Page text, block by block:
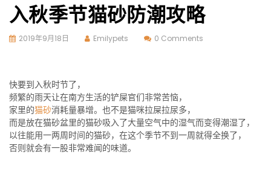
入秋季节猫砂防潮攻略
2019年9月18日 Emilypets 0 Comments
快要到入秋时节了，
频繁的雨天让在南方生活的铲屎官们非常苦恼，
家里的猫砂消耗量暴增。也不是猫咪拉屎拉尿多，
而是放在猫砂盆里的猫砂吸入了大量空气中的湿气而变得潮湿了，
以往能用一两周时间的猫砂，在这个季节不到一周就得全换了，
否则就会有一股非常难闻的味道。